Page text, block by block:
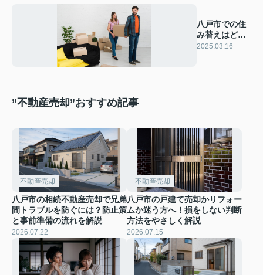
八戸市での住
み替えはどう
する？方法を
2025.03.16
”不動産売却”おすすめ記事
不動産売却
八戸市の相続不動産売却で兄弟
間トラブルを防ぐには？防止策
と事前準備の流れを解説
2026.07.22
不動産売却
八戸市の戸建て売却かリフォー
ムか迷う方へ！損をしない判断
方法をやさしく解説
2026.07.15